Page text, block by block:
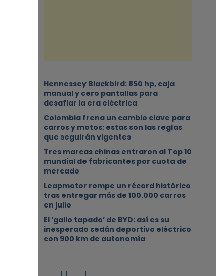
Hennessey Blackbird: 850 hp, caja
manual y cero pantallas para
desafiar la era eléctrica
Colombia frena un cambio clave para
carros y motos: estas son las reglas
que seguirán vigentes
Tres marcas chinas entraron al Top 10
mundial de fabricantes por cuota de
mercado
Leapmotor rompe un récord histórico
tras entregar más de 100.000 carros
en julio
El ‘gallo tapado’ de BYD: así es su
inesperado sedán deportivo eléctrico
con 900 km de autonomía